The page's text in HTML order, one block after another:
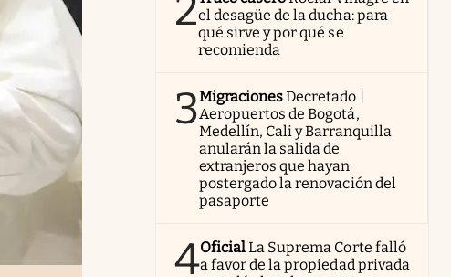
el desagüe de la ducha: para
qué sirve y por qué se
recomienda
3MigracionesDecretado |
Aeropuertos de Bogotá,
Medellín, Cali y Barranquilla
anularán la salida de
extranjeros que hayan
postergado la renovación del
pasaporte
4OficialLa Suprema Corte falló
a favor de la propiedad privada